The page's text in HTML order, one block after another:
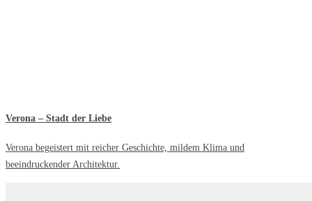
Verona – Stadt der Liebe
Verona begeistert mit reicher Geschichte, mildem Klima und
beeindruckender Architektur.